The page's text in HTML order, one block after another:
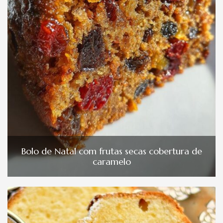
Bolo de Natal com frutas secas cobertura de
caramelo